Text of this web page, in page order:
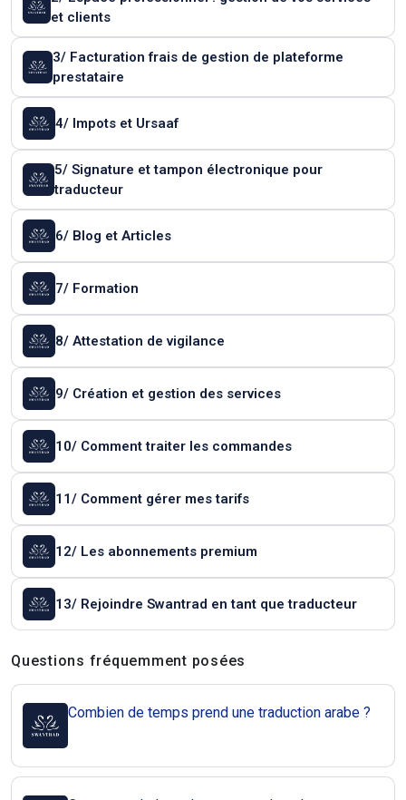
et clients
3/ Facturation frais de gestion de plateforme
prestataire
4/ Impots et Ursaaf
5/ Signature et tampon électronique pour
traducteur
6/ Blog et Articles
7/ Formation
8/ Attestation de vigilance
9/ Création et gestion des services
10/ Comment traiter les commandes
11/ Comment gérer mes tarifs
12/ Les abonnements premium
13/ Rejoindre Swantrad en tant que traducteur
Questions et réponses
Questions fréquemment posées
Combien de temps prend une traduction arabe ?